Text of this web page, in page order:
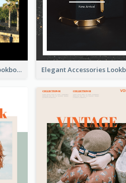
Cool Sport Apparel Lookbook